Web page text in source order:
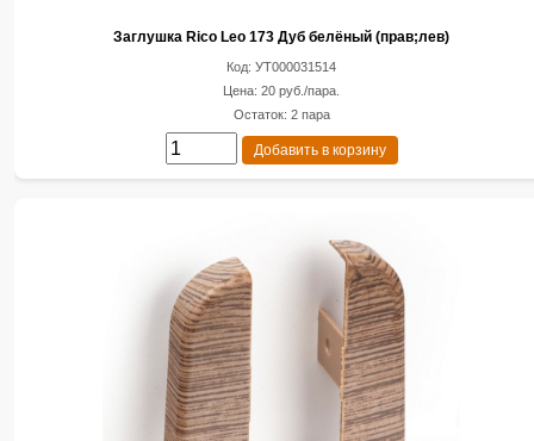
Заглушка Rico Leo 173 Дуб белёный (прав;лев)
Код: УТ000031514
Цена: 20 руб./пара.
Остаток: 2 пара
Добавить в корзину